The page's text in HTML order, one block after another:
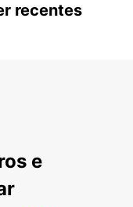
recentes
e